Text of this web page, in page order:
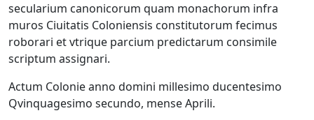
secularium canonicorum quam monachorum infra
muros Ciuitatis Coloniensis constitutorum fecimus
roborari et vtrique parcium predictarum consimile
scriptum assignari.
Actum Colonie anno domini millesimo ducentesimo
Qvinquagesimo secundo, mense Aprili.